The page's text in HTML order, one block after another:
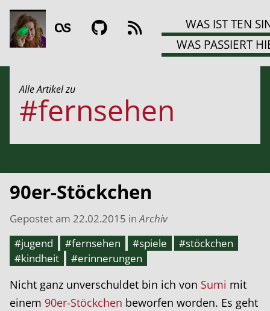
WAS IST TEN
WAS PASSIERT
Alle Artikel zu
#fernsehen
90er-Stöckchen
Gepostet am 22.02.2015 inArchiv
#jugend
#fernsehen #spiele
#stöckchen
#kindheit
#erinnerungen
Nicht ganz unverschuldet bin ich von Sumi mit
einem 90er-Stöckchen beworfen worden. Es geht